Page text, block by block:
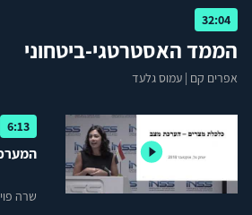
32:04
הממד האסטרטגי-ביטחוני
אפרים קם | עמוס גלעד
6:13
שרה